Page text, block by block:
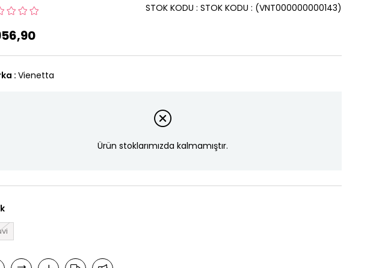
(VNT000000000143)
STOK KODU STOK KODU
: Vienetta
Ürün stoklarımızda kalmamıştır.